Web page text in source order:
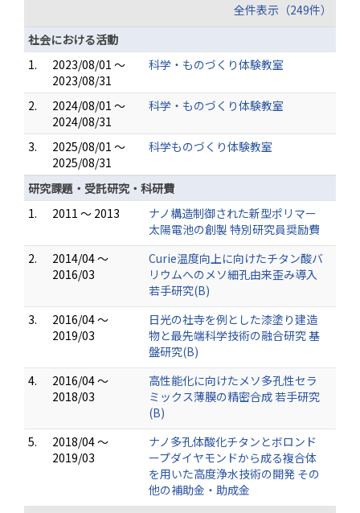
全件表示（249件）
社会における活動
1.
2023/08/01 ～
2023/08/31
科学・ものづくり体験教室
2.
2024/08/01 ～
2024/08/31
科学・ものづくり体験教室
3.
2025/08/01 ～
2025/08/31
科学ものづくり体験教室
研究課題・受託研究・科研費
1.
2011 ～ 2013
ナノ構造制御された新型ポリマー
太陽電池の創製 特別研究員奨励費
2.
2014/04 ～
2016/03
Curie温度向上に向けたチタン酸バ
リウムへのメソ細孔由来歪み導入
若手研究(B)
3.
2016/04 ～
2019/03
日光の社寺を例とした漆塗り建造
物と最先端科学技術の融合研究 基
盤研究(B)
4.
2016/04 ～
2018/03
高性能化に向けたメソ多孔性セラ
ミックス薄膜の精密合成 若手研究
(B)
5.
2018/04 ～
2019/03
ナノ多孔体酸化チタンとボロンド
ープダイヤモンドから成る複合体
を用いた高度浄水技術の開発 その
他の補助金・助成金